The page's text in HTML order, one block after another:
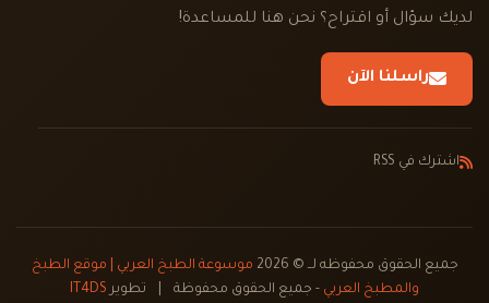
لديك سؤال أو اقتراح؟ نحن هنا للمساعدة!
راسلنا الآن
اشترك في RSS
جميع الحقوق محفوظه لــ © 2026
موسوعة الطبخ العربي | موقع الطبخ
والمطبخ العربي - جميع الحقوق محفوظة تطوير IT4DS